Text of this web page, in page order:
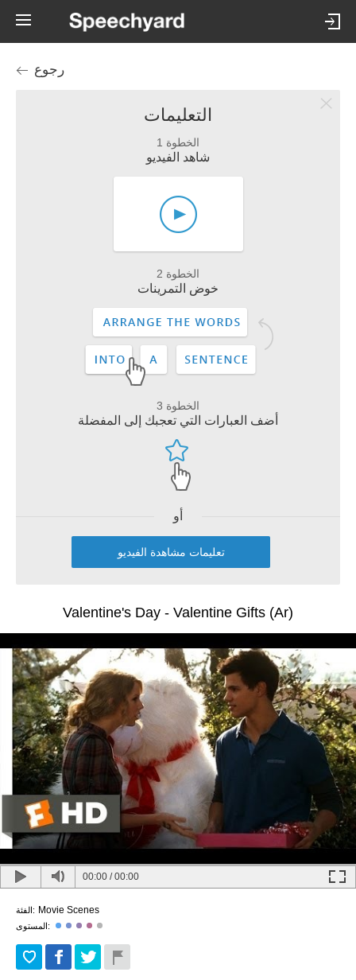
رجوع
التعليمات
الخطوة 1
شاهد الفيديو
الخطوة 2
خوض التمرينات
الخطوة 3
أضف العبارات التي تعجبك إلى المفضلة
أو
تعليمات مشاهدة الفيديو
Valentine's Day - Valentine Gifts (Ar)
00:00 /00:00
الفئة: Movie Scenes
المستوى: